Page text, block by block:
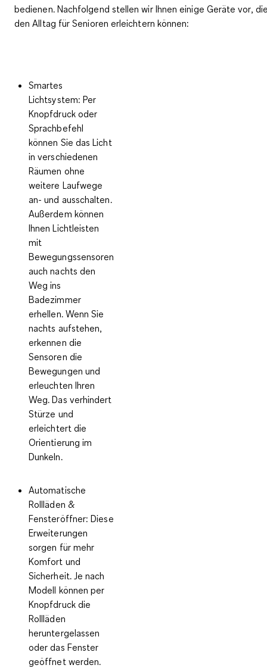
bedienen. Nachfolgend stellen wir Ihnen einige Geräte vor,
den Alltag für Senioren erleichtern können:
Smartes
Lichtsystem: Per
Knopfdruck oder
Sprachbefehl
können Sie das Licht
in verschiedenen
Räumen ohne
weitere Laufwege
an- und ausschalten.
Außerdem können
Ihnen Lichtleisten
mit
Bewegungssensoren
auch nachts den
Weg ins
Badezimmer
erhellen. Wenn Sie
nachts aufstehen,
erkennen die
Sensoren die
Bewegungen und
erleuchten Ihren
Weg. Das verhindert
Stürze und
erleichtert die
Orientierung im
Dunkeln.
Automatische
Rollläden &
Fensteröffner: Diese
Erweiterungen
sorgen für mehr
Komfort und
Sicherheit. Je nach
Modell können per
Knopfdruck die
Rollläden
heruntergelassen
oder das Fenster
geöffnet werden.